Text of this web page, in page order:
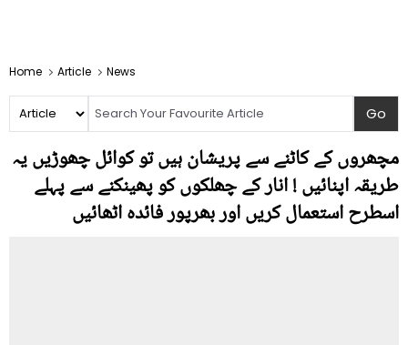
Home Article News
مچھروں کے کاٹنے سے پریشان ہیں تو کوائل چھوڑیں یہ
طریقہ اپنائیں ! انار کے چھلکوں کو پھینکنے سے پہلے
اسطرح استعمال کریں اور بھرپور فائدہ اٹھائیں